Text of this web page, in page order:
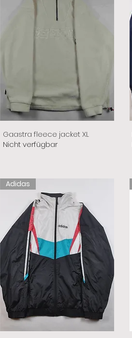
Gaastra fleece jacket XL
Nicht verfügbar
Adidas